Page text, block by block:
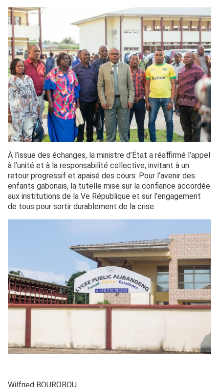
À l’issue des échanges, la ministre d’État a réaffirmé l’appel
à l’unité et à la responsabilité collective, invitant à un
retour progressif et apaisé des cours. Pour l’avenir des
enfants gabonais, la tutelle mise sur la confiance accordée
aux institutions de la Ve République et sur l’engagement
de tous pour sortir durablement de la crise.
Wilfried BOUROBOU